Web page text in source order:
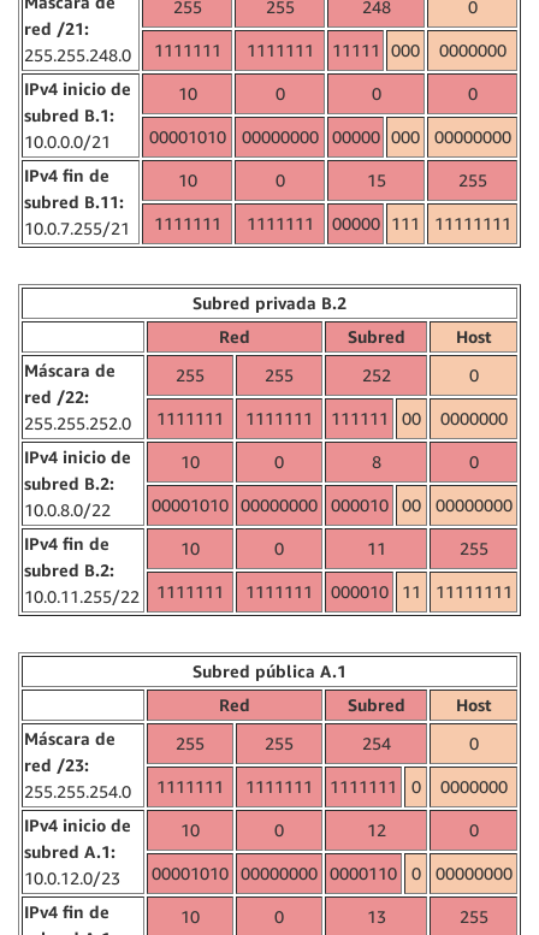
red /21:
255.255.248.0
255 255 248 0
1111111 1111111 11111 000
0000000
IPv4 inicio de
subred B.1:
10.0.0.0/21
10 0 0 0
00001010 00000000 00000 000
00000000
IPv4 fin de
subred B.11:
10.0.7.255/21
10 0 15 255
1111111 1111111 00000 111 11111111
Subred privada B.2
Red
Subred
Host
Máscara de
red /22:
255.255.252.0
255 255 252 0
1111111 1111111 111111 00
0000000
IPv4 inicio de
subred B.2:
10.0.8.0/22
10 0 8 0
00001010 00000000 000010 00
00000000
IPv4 fin de
subred B.2:
10.0.11.255/22
10 0 11 255
1111111 1111111 000010 11 11111111
Subred pública A.1
Red
Subred
Host
Máscara de
red /23:
255.255.254.0
255 255 254 0
1111111 1111111 1111111 0
0000000
IPv4 inicio de
subred A.1:
10.0.12.0/23
10 0 12 0
00001010 00000000 0000110 0
00000000
IPv4 fin de
10 0 13 255